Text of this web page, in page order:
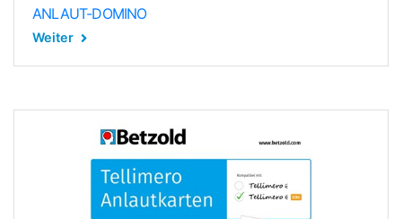
ANLAUT-DOMINO
Weiter